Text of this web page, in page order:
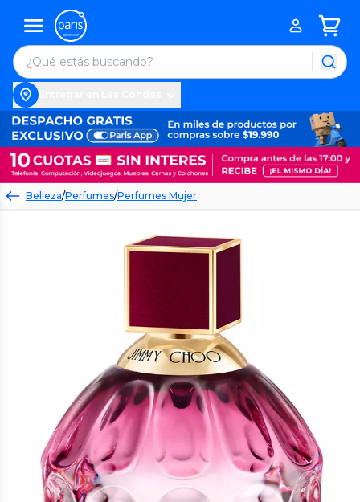
Belleza/Perfumes/Perfumes Mujer